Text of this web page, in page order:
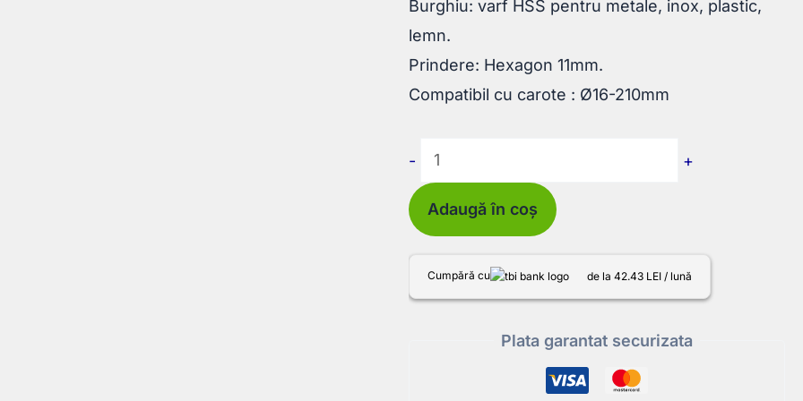
Burghiu: varf HSS pentru metale, inox, plastic,
lemn.
Prindere: Hexagon 11mm.
Compatibil cu carote : Ø16-210mm
-
Cantitate
Adaptor
rapid
Mandrex
(1-
click)
+
Adaugă în coș
Cumpără cu de la 42.43 LEI / lună
Plata garantat securizata